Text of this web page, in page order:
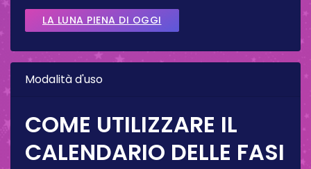
LA LUNA PIENA DI OGGI
Modalità d'uso
COME UTILIZZARE IL
CALENDARIO DELLE FASI